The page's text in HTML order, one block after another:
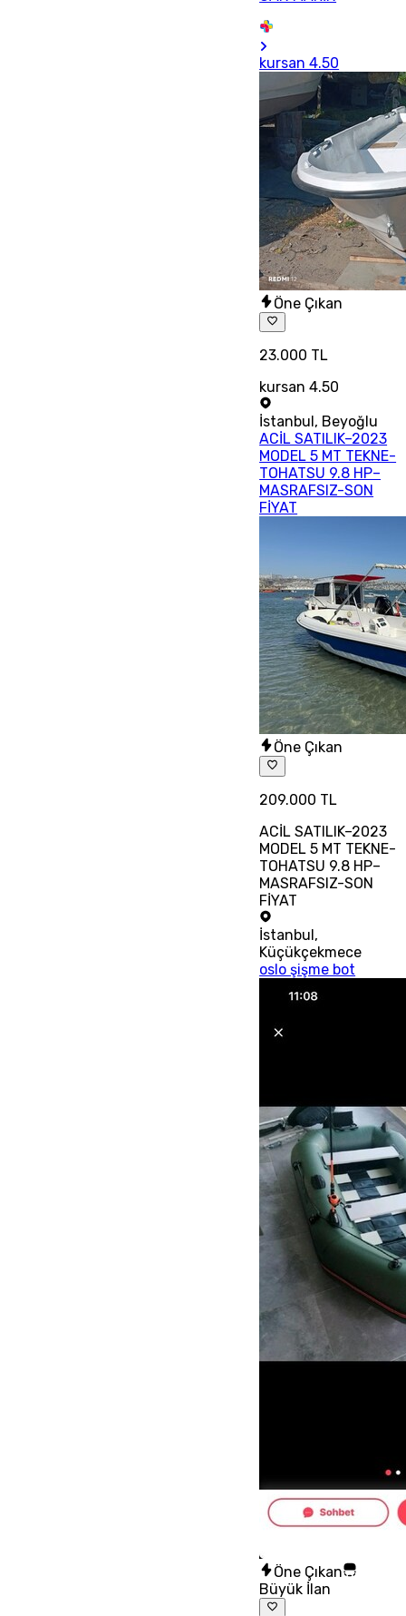
kursan 4.50
Öne Çıkan
23.000 TL
kursan 4.50
İstanbul , Beyoğlu
ACİL SATILIK–2023
MODEL 5 MT TEKNE-
TOHATSU 9.8 HP–
MASRAFSIZ-SON
FİYAT
Öne Çıkan
209.000 TL
ACİL SATILIK–2023
MODEL 5 MT TEKNE-
TOHATSU 9.8 HP–
MASRAFSIZ-SON
FİYAT
İstanbul,
Küçükçekmece
oslo şişme bot
Öne Çıkan
Büyük İlan